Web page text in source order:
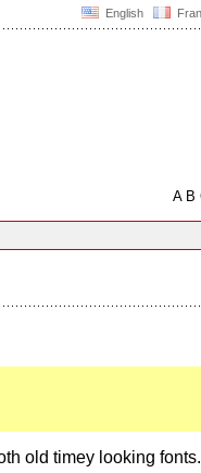
English
AB
old timey looking